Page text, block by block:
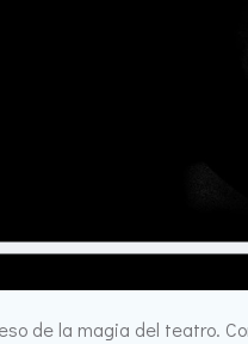
de la magia del teatro.